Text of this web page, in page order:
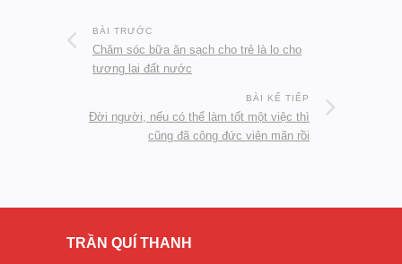
BÀI TRƯỚC
Chăm sóc bữa ăn sạch cho trẻ là lo cho
tương lai đất nước
BÀI KẾ TIẾP
Đời người, nếu có thể làm tốt một việc thì
cũng đã công đức viên mãn rồi
TRẦN QUÍ THANH